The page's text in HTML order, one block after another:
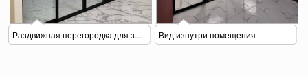
Раздвижная перегородка для зонирования в закрытом состоянии Вид изнутри помещения